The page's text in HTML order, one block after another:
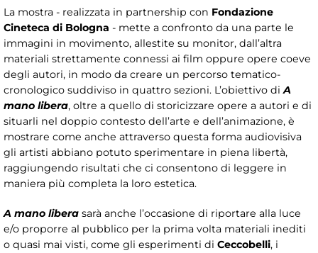
La mostra - realizzata in partnership con Fondazione
Cineteca di Bologna - mette a confronto da una parte le
immagini in movimento, allestite su monitor, dall’altra
materiali strettamente connessi ai film oppure opere coeve
degli autori, in modo da creare un percorso tematico-
cronologico suddiviso in quattro sezioni. L’obiettivo diA
mano libera, oltre a quello di storicizzare opere a autori e di
situarli nel doppio contesto dell’arte e dell’animazione, è
mostrare come anche attraverso questa forma audiovisiva
gli artisti abbiano potuto sperimentare in piena libertà,
raggiungendo risultati che ci consentono di leggere in
maniera più completa la loro estetica.
A mano libera sarà anche l’occasione di riportare alla luce
e/o proporre al pubblico per la prima volta materiali inediti
o quasi mai visti, come gli esperimenti di Ceccobelli, i